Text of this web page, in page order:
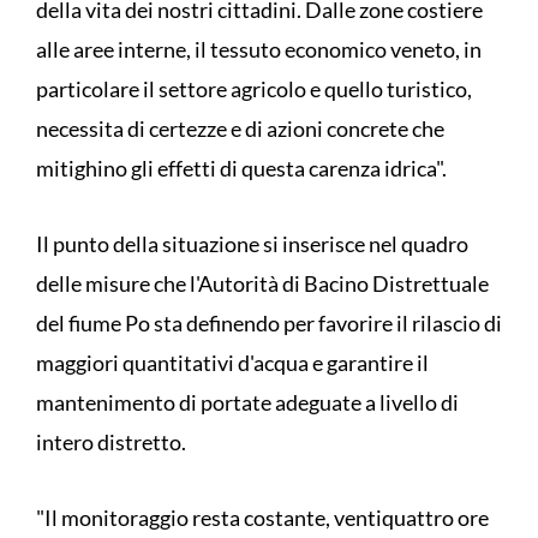
della vita dei nostri cittadini. Dalle zone costiere
alle aree interne, il tessuto economico veneto, in
particolare il settore agricolo e quello turistico,
necessita di certezze e di azioni concrete che
mitighino gli effetti di questa carenza idrica".
Il punto della situazione si inserisce nel quadro
delle misure che l'Autorità di Bacino Distrettuale
del fiume Po sta definendo per favorire il rilascio di
maggiori quantitativi d'acqua e garantire il
mantenimento di portate adeguate a livello di
intero distretto.
"Il monitoraggio resta costante, ventiquattro ore